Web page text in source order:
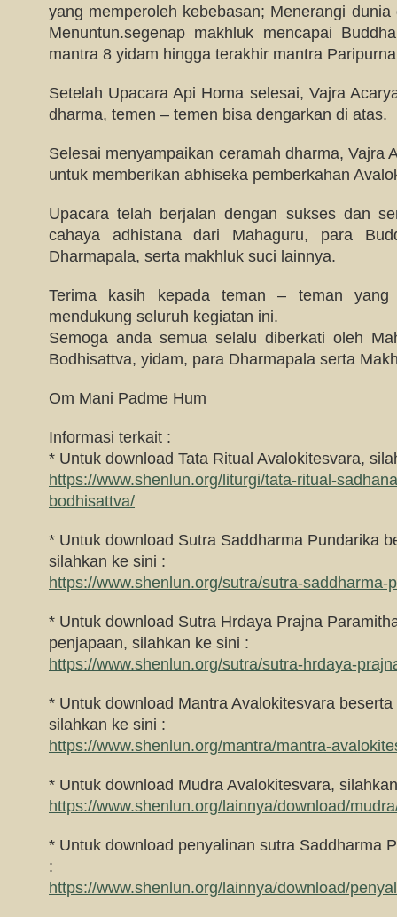
yang memperoleh kebebasan; Menerangi
Menuntun.segenap makhluk mencapai
mantra 8 yidam hingga terakhir mantra
Setelah Upacara Api Homa selesai, Vajra
dharma, temen – temen bisa dengarkan di atas.
Selesai menyampaikan ceramah dharma, Vajra
untuk memberikan abhiseka pemberkahan
Upacara telah berjalan dengan sukses dan
cahaya adhistana dari Mahaguru, para
Dharmapala, serta makhluk suci lainnya.
Terima kasih kepada teman – teman yang
mendukung seluruh kegiatan ini.
Semoga anda semua selalu diberkati oleh
Bodhisattva, yidam, para Dharmapala serta
Om Mani Padme Hum
Informasi terkait :
* Untuk download Tata Ritual Avalokitesvara,
https://www.shenlun.org/liturgi/tata-ritual-
bodhisattva/
* Untuk download Sutra Saddharma Pundarika
silahkan ke sini :
https://www.shenlun.org/sutra/sutra-saddharma-
* Untuk download Sutra Hrdaya Prajna
penjapaan, silahkan ke sini :
https://www.shenlun.org/sutra/sutra-hrdaya-
* Untuk download Mantra Avalokitesvara
silahkan ke sini :
https://www.shenlun.org/mantra/mantra-
* Untuk download Mudra Avalokitesvara,
https://www.shenlun.org/lainnya/download/
* Untuk download penyalinan sutra Saddharma
:
https://www.shenlun.org/lainnya/download/